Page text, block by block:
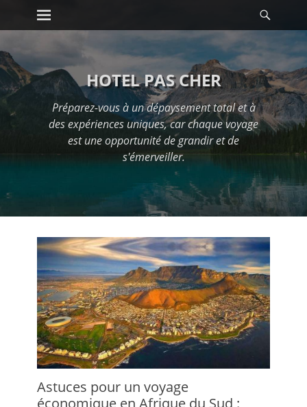
Passer
au
Premier menu
HOTEL PAS CHER
Préparez-vous à un dépaysement total et à
des expériences uniques, car chaque voyage
est une opportunité de grandir et de
s'émerveiller.
Astuces pour un voyage
économique en Afrique du Sud :